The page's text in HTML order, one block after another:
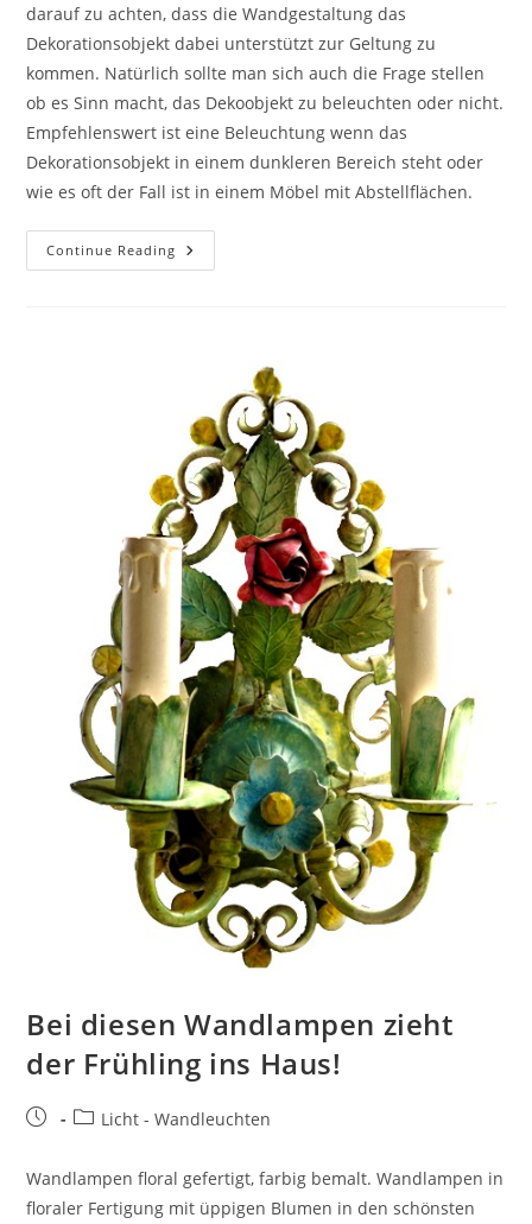
darauf zu achten, dass die Wandgestaltung das
Dekorationsobjekt dabei unterstützt zur Geltung zu
kommen. Natürlich sollte man sich auch die Frage stellen
ob es Sinn macht, das Dekoobjekt zu beleuchten oder nicht.
Empfehlenswert ist eine Beleuchtung wenn das
Dekorationsobjekt in einem dunkleren Bereich steht oder
wie es oft der Fall ist in einem Möbel mit Abstellflächen.
Continue Reading
Bei diesen Wandlampen zieht
der Frühling ins Haus!
Licht - Wandleuchten
Wandlampen floral gefertigt, farbig bemalt. Wandlampen in
floraler Fertigung mit üppigen Blumen in den schönsten